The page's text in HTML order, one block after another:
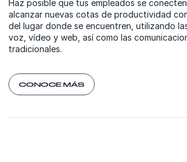
Haz posible que tus empleados se
alcanzar nuevas cotas de productividad
del lugar donde se encuentren, utilizando
voz, vídeo y web, así como las
tradicionales.
CONOCE MÁS